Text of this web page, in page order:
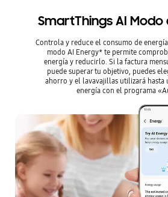
SmartThings AI
Controla y reduce el consumo de
modo AI Energy* te permite
energía y reducirlo. Si la factura
puede superar tu objetivo, puedes
ahorro y el lavavajillas utilizará hasta
energía con el programa